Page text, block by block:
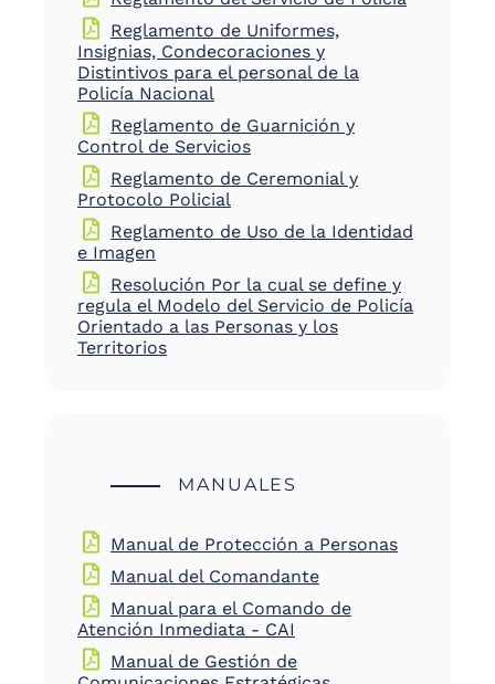
Reglamento de Uniformes,
Insignias, Condecoraciones y
Distintivos para el personal de la
Policía Nacional
Reglamento de Guarnición y
Control de Servicios
Reglamento de Ceremonial y
Protocolo Policial
Reglamento de Uso de la Identidad
e Imagen
Resolución Por la cual se define y
regula el Modelo del Servicio de Policía
Orientado a las Personas y los
Territorios
MANUALES
Manual de Protección a Personas
Manual del Comandante
Manual para el Comando de
Atención Inmediata - CAI
Manual de Gestión de